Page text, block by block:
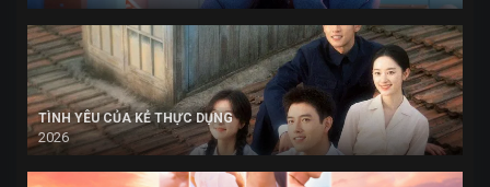
TÌNH YÊU CỦA KẺ THỰC DỤNG
2026